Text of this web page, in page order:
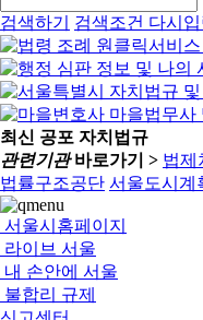
검색하기 검색조건 다시입
최신 공포 자치법규
관련기관바로가기 > 법제
법률구조공단 서울도시계
서울시홈페이지
라이브 서울
내 손안에 서울
불합리 규제